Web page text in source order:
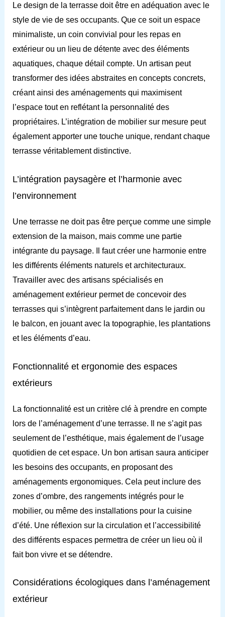
Le design de la terrasse doit être en adéquation avec le
style de vie de ses occupants. Que ce soit un espace
minimaliste, un coin convivial pour les repas en
extérieur ou un lieu de détente avec des éléments
aquatiques, chaque détail compte. Un artisan peut
transformer des idées abstraites en concepts concrets,
créant ainsi des aménagements qui maximisent
l’espace tout en reflétant la personnalité des
propriétaires. L’intégration de mobilier sur mesure peut
également apporter une touche unique, rendant chaque
terrasse véritablement distinctive.
L’intégration paysagère et l’harmonie avec
l’environnement
Une terrasse ne doit pas être perçue comme une simple
extension de la maison, mais comme une partie
intégrante du paysage. Il faut créer une harmonie entre
les différents éléments naturels et architecturaux.
Travailler avec des artisans spécialisés en
aménagement extérieur permet de concevoir des
terrasses qui s’intègrent parfaitement dans le jardin ou
le balcon, en jouant avec la topographie, les plantations
et les éléments d’eau.
Fonctionnalité et ergonomie des espaces
extérieurs
La fonctionnalité est un critère clé à prendre en compte
lors de l’aménagement d’une terrasse. Il ne s’agit pas
seulement de l’esthétique, mais également de l’usage
quotidien de cet espace. Un bon artisan saura anticiper
les besoins des occupants, en proposant des
aménagements ergonomiques. Cela peut inclure des
zones d’ombre, des rangements intégrés pour le
mobilier, ou même des installations pour la cuisine
d’été. Une réflexion sur la circulation et l’accessibilité
des différents espaces permettra de créer un lieu où il
fait bon vivre et se détendre.
Considérations écologiques dans l’aménagement
extérieur